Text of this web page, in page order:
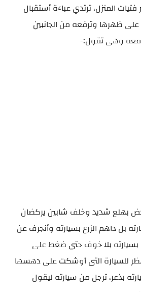
المنزل، ترتدي عباءة أستقبال
ظهرها وترفعه من الجانبين
معه وهى تقول:-
بهلع شديد وخلف شابين يركضان
بل داهم الزرع بسيارته وأنجرف عن
بلا خوف حتى ضغط على
للسيارة التى أوشكت على دهسها
بذعر، ترجل من سيارته ليقول